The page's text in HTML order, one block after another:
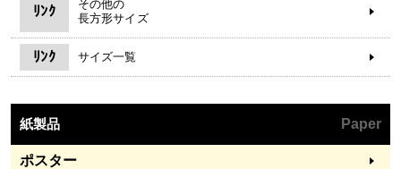
ﾘﾝｸ
その他の
長方形サイズ
ﾘﾝｸ サイズ一覧
紙製品 Paper
ポスター